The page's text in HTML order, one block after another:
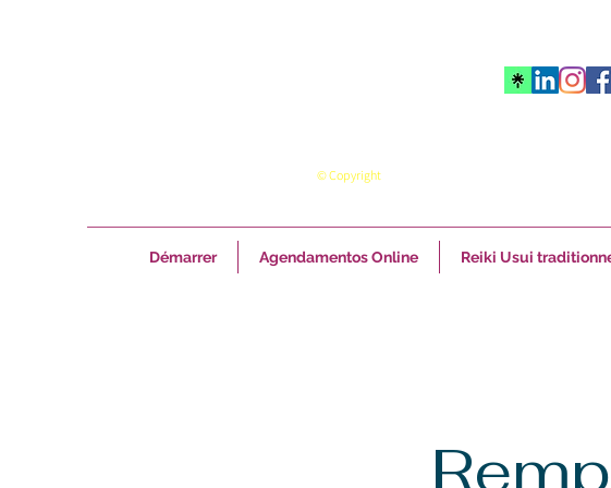
© Copyright
Démarrer Agendamentos Online Reiki Usui